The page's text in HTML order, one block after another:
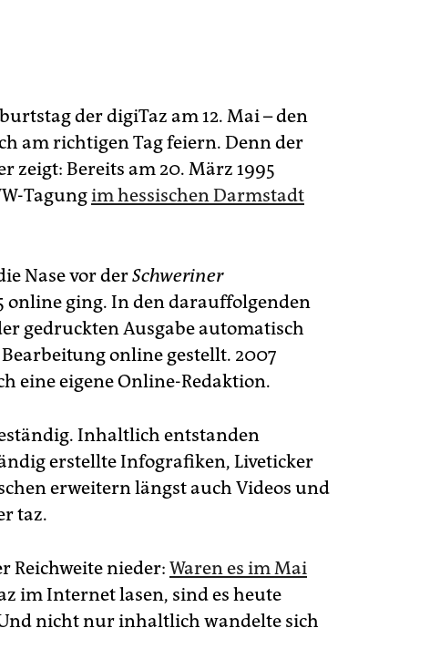
der digiTaz am 12. Mai – den
am richtigen Tag feiern. Denn der
zeigt: Bereits am 20. März 1995
Tagungim ­hessischen Darmstadt
Nase vor derSchweriner
online ging. In den darauffolgenden
gedruckten Ausgabe automatisch
­online gestellt. 2007
eine eigene Online-­Redaktion.
Inhaltlich entstanden
erstellte Infografiken, Liveticker
erweitern längst auch Videos und
taz.
Reichweite nieder: Waren es im Mai
im Internet lasen, sind es heute
nicht nur inhaltlich wandelte sich